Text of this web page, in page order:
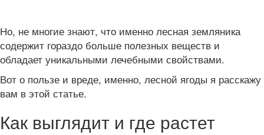
Но, не многие знают, что именно лесная земляника
содержит гораздо больше полезных веществ и
обладает уникальными лечебными свойствами.
Вот о пользе и вреде, именно, лесной ягоды я расскажу
вам в этой статье.
Как выглядит и где растет